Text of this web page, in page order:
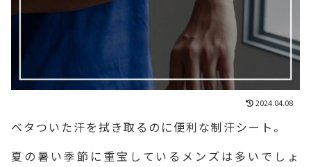
2024.04.08
ベタついた汗を拭き取るのに便利な制汗シート。
夏の暑い季節に重宝しているメンズは多いでしょ